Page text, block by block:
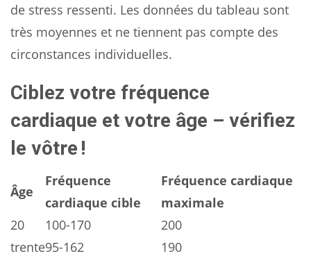
de stress ressenti. Les données du tableau sont
très moyennes et ne tiennent pas compte des
circonstances individuelles.
Ciblez votre fréquence
cardiaque et votre âge – vérifiez
le vôtre !
Âge
Fréquence
cardiaque cible
Fréquence cardiaque
maximale
20
100-170
200
trente95-162
190